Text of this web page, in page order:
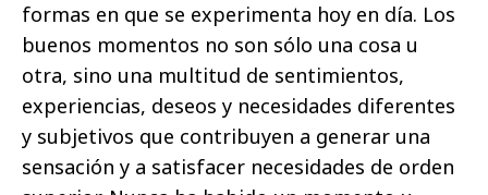
formas en que se experimenta hoy en día. Los
buenos momentos no son sólo una cosa u
otra, sino una multitud de sentimientos,
experiencias, deseos y necesidades diferentes
y subjetivos que contribuyen a generar una
sensación y a satisfacer necesidades de orden